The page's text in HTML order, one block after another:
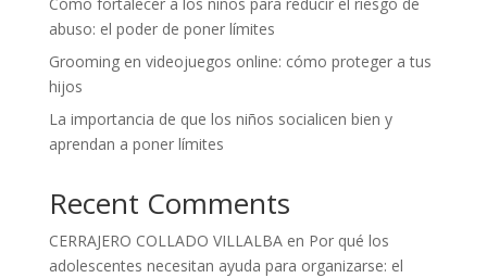
abuso: el poder de poner límites
Grooming en videojuegos online: cómo proteger a tus
hijos
La importancia de que los niños socialicen bien y
aprendan a poner límites
Recent Comments
CERRAJERO COLLADO VILLALBAen Por qué los
adolescentes necesitan ayuda para organizarse: el